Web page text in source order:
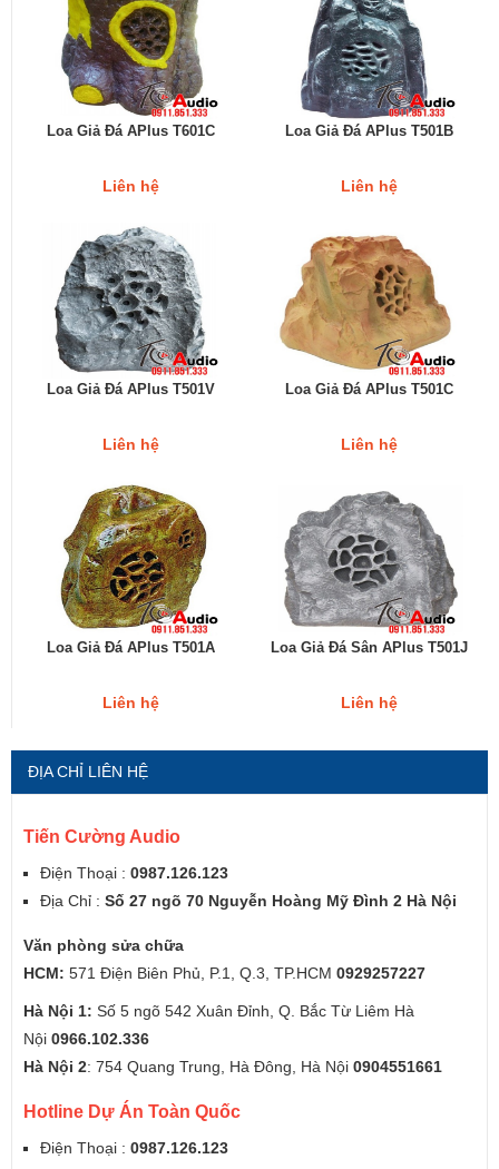
Loa Giả Đá APlus T601C
Liên hệ
Loa Giả Đá APlus T501B
Liên hệ
Loa Giả Đá APlus T501V
Liên hệ
Loa Giả Đá APlus T501C
Liên hệ
Loa Giả Đá APlus T501A
Liên hệ
Loa Giả Đá Sân APlus T501J
Liên hệ
ĐỊA CHỈ LIÊN HỆ
Tiến Cường Audio
Điện Thoại : 0987.126.123
Địa Chỉ : Số 27 ngõ 70 Nguyễn Hoàng Mỹ Đình 2 Hà Nội
Văn phòng sửa chữa
HCM: 571 Điện Biên Phủ, P.1, Q.3, TP.HCM 0929257227
Hà Nội 1: Số 5 ngõ 542 Xuân Đỉnh, Q. Bắc Từ Liêm Hà
Nội 0966.102.336
Hà Nội 2: 754 Quang Trung, Hà Đông, Hà Nội 0904551661
Hotline Dự Án Toàn Quốc
Điện Thoại : 0987.126.123